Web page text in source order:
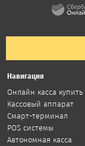
Навигация
Онлайн касса купить
Кассовый аппарат
Смарт-терминал
POS системы
Автономная касса